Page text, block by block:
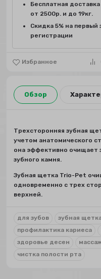
Избранное
Бесплатная
от 2500р. и до 19кг.
Скидка 5% на первый
регистрации
Обзор
Трехсторонняя зубная
учетом анатомического
она эффективно очищает
зубного камня.
Зубная щетка Trio-Pet
одновременно с трех
верхней.
для зубов зубная
профилактика кариеса
здоровье десен
чистка полости рта